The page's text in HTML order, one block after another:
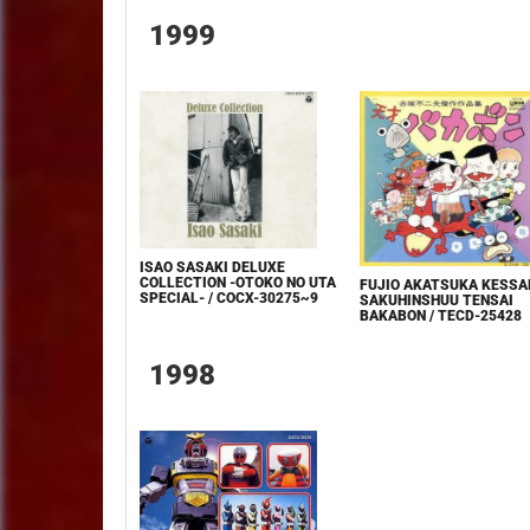
1999
ISAO SASAKI DELUXE
COLLECTION -OTOKO NO UTA
SPECIAL- / COCX-30275~9
FUJIO AKATSUKA
SAKUHINSHUU TENSAI
BAKABON / TECD-25428
1998